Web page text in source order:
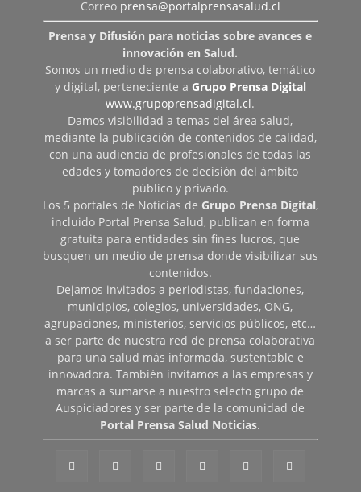
Correo prensa@portalprensasalud.cl
Prensa y Difusión para noticias sobre avances e
innovación en Salud.
Somos un medio de prensa colaborativo, temático
y digital, perteneciente a Grupo Prensa Digital
www.grupoprensadigital.cl.
Damos visibilidad a temas del área salud,
mediante la publicación de contenidos de calidad,
con una audiencia de profesionales de todas las
edades y tomadores de decisión del ámbito
público y privado.
Los 5 portales de Noticias de Grupo Prensa Digital,
incluido Portal Prensa Salud, publican en forma
gratuita para entidades sin fines lucros, que
busquen un medio de prensa donde visibilizar sus
contenidos.
Dejamos invitados a periodistas, fundaciones,
municipios, colegios, universidades, ONG,
agrupaciones, ministerios, servicios públicos, etc…
a ser parte de nuestra red de prensa colaborativa
para una salud más informada, sustentable e
innovadora. También invitamos a las empresas y
marcas a sumarse a nuestro selecto grupo de
Auspiciadores y ser parte de la comunidad de
Portal Prensa Salud Noticias.